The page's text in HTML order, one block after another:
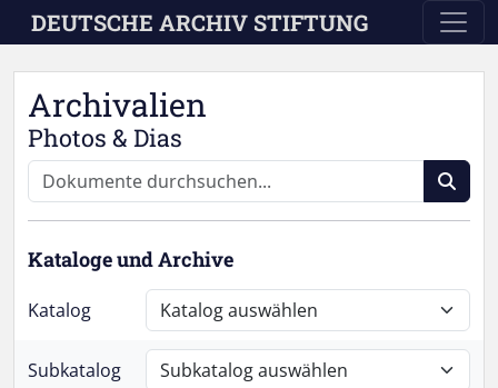
Skip to main content
DEUTSCHE ARCHIV STIFTUNG
Archivalien
Photos & Dias
Kataloge und Archive
Katalog
Subkatalog